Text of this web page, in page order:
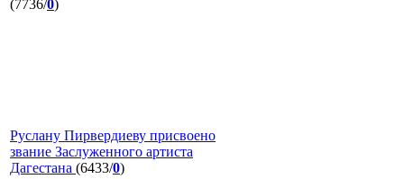
(7736/0)
Руслану Пирвердиеву присвоено
звание Заслуженного артиста
Дагестана (6433/0)